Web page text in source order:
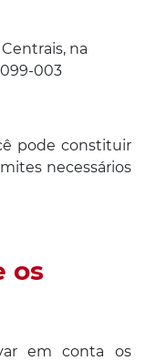
na
003
pode constituir
necessários
os
em conta os